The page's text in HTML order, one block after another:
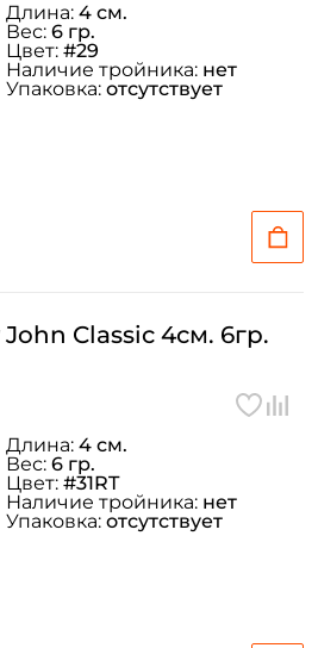
Длина: 4 см.
Вес: 6 гр.
Цвет: #29
Наличие тройника: нет
Упаковка: отсутствует
Classic 4см. 6гр.
Длина: 4 см.
Вес: 6 гр.
Цвет: #31RT
Наличие тройника: нет
Упаковка: отсутствует